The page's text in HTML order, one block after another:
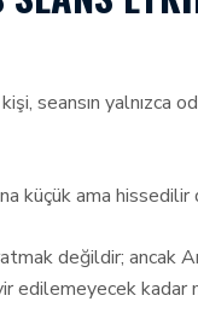
seansın yalnızca
küçük ama
değildir; ancak
edilemeyecek kadar